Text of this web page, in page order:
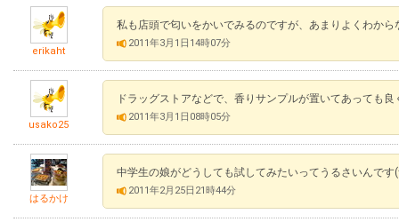
erikaht
私も店頭で匂いをかいでみるのですが、あまりよくわか
2011年3月1日14時07分
usako25
ドラッグストアなどで、香りサンプルが置いてあっても
2011年3月1日08時05分
はるかけ
中学生の娘がどうしても試してみたいってうるさいんです
2011年2月25日21時44分